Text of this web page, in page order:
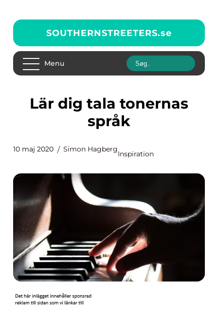
SOUTHERNSTREETERS.se
Menu
Lär dig tala tonernas
språk
10 maj 2020 Simon Hagberg
Inspiration